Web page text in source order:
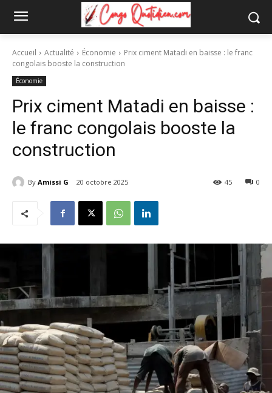
Accueil Actualité Économie
Prix ciment Matadi en baisse : le franc
congolais booste la construction
Économie
Prix ciment Matadi en baisse :
le franc congolais booste la
construction
By Amissi G 20 octobre 2025 0
45